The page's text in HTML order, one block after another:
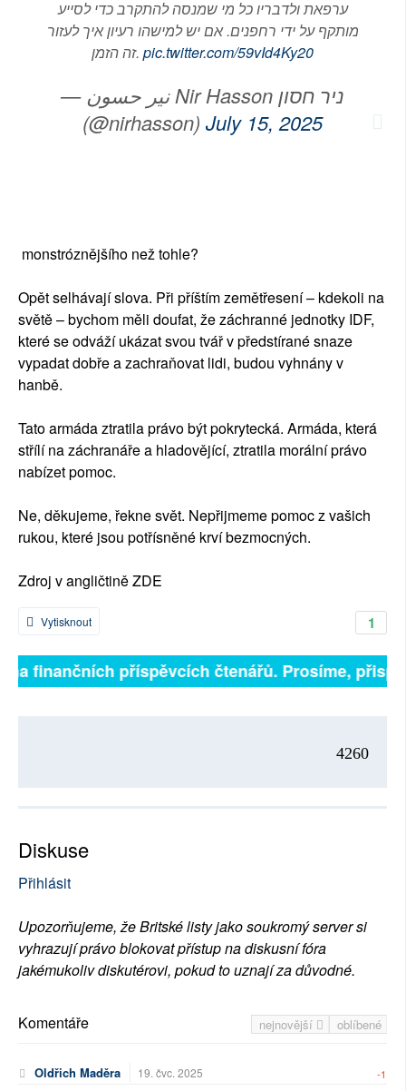
ערפאת ולדבריו כל מי שמנסה להתקרב כדי לסייע
מותקף על ידי רחפנים. אם יש למישהו רעיון איך לעזור
זה הזמן. pic.twitter.com/59vId4Ky20
— نير حسون Nir Hasson ניר חסון
(@nirhasson) July 15, 2025
monstróznějšího než tohle?
Opět selhávají slova. Při příštím zemětřesení – kdekoli na
světě – bychom měli doufat, že záchranné jednotky IDF,
které se odváží ukázat svou tvář v předstírané snaze
vypadat dobře a zachraňovat lidi, budou vyhnány v
hanbě.
Tato armáda ztratila právo být pokrytecká. Armáda, která
střílí na záchranáře a hladovějící, ztratila morální právo
nabízet pomoc.
Ne, děkujeme, řekne svět. Nepřijmeme pomoc z vašich
rukou, které jsou potřísněné krví bezmocných.
Zdroj v angličtině ZDE
1
Vytisknout
finančních příspěvcích čtenářů. Prosíme,
4260
Diskuse
Přihlásit
Upozorňujeme, že Britské listy jako soukromý server si
vyhrazují právo blokovat přístup na diskusní fóra
jakémukoliv diskutérovi, pokud to uznají za důvodné.
nejnovější oblíbené
Komentáře
Oldřich Maděra 19. čvc. 2025 -1